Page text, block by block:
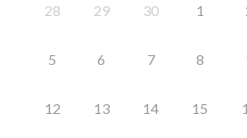
28 29 30 1
5 6 7 8
12 13 14 15